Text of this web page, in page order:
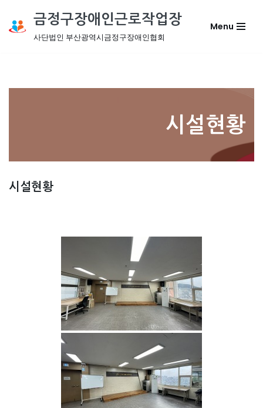
콘
건
금정구장애인근로작업장
사단법인 부산광역시금정구장애인협회
Menu
시설현황
시설현황